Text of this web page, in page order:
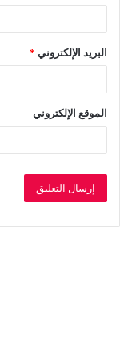
البريد الإلكتروني *
الموقع الإلكتروني